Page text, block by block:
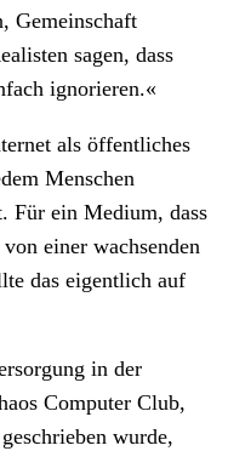
Gemeinschaft
sagen, dass
ignorieren.«
als öffentliches
Menschen
Für ein Medium, dass
einer wachsenden
das eigentlich auf
in der
Computer Club,
wurde,